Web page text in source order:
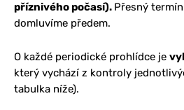
příznivého počasí). Přesný
domluvíme předem.
O každé periodické prohlídce je
který vychází z kontroly
tabulka níže).